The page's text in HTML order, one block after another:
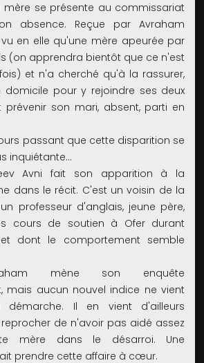
mère se présente au commissariat
absence. Reçue par Avraham
en elle qu'une mère apeurée par
(on apprendra bientôt que ce n'est
et n'a cherché qu'à la rassurer,
domicile pour y rejoindre ses deux
prévenir son mari, absent, parti en
passant que cette disparition se
inquiétante…
Avni fait son apparition à la
dans le récit. C'est un voisin de la
professeur d'anglais, jeune père,
cours de soutien à Ofer durant
dont le comportement semble
mène son enquête
mais aucun nouvel indice ne vient
Il en vient d'ailleurs
de n'avoir pas aidé assez
mère dans le désarroi. Une
prendre cette affaire à cœur.